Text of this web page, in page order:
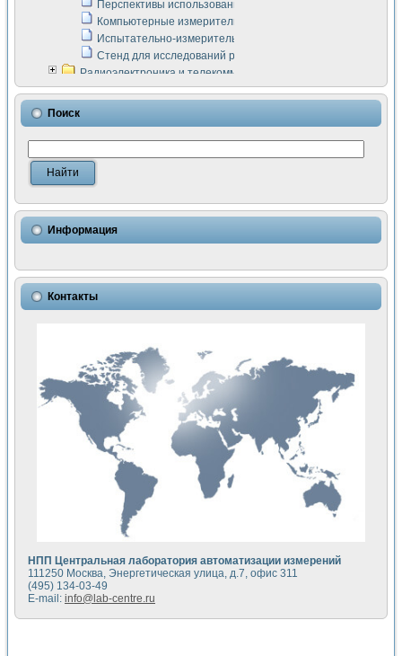
Перспективы использования машинного зрения в
Компьютерные измерительные системы для
Испытательно-измерительный комплекс аппаратуры для
Стенд для исследований рабочих процессов ДВС в
Радиоэлектроника и телекоммуникации
LabVIEW в расчетах радиолиний систем передачи данных
Аппаратно-программный комплекс для исследования
Виртуальный лабораторный стенд для исследования
Измерение шумовых параметров операционных
Измерительный преобразователь на основе цифровой
Использование NI LabVIEW для математического
Исследовние возможности создания измерителя ВАХ
Математическое моделирование генератора сигналов -
Применение осциллографического модуля с высоким
Симуляция отклика импульсного радиолокационного
Автоматизация формирования уравнений состояния для
Разработка автоматизированного стенда для измерения
Применение среды LabVIEW для построения картины
Портативная система для определения показателей
Использование LabVIEW для управления источником
Устройство для снятия вольт-амперных характеристик
Передовые научные технологии: нано-, фемто-,
Автоматизированная установка по измерению временных
Автоматизированный лабораторный комплекс на базе
Визуализация моделирования и оптимизации тепловой
Виртуальный прибор для исследования функциональных
Исследование возможности создания экономичного
Исследование кинетики движения макрочастиц в
Метод прогнозирования свойств дисперсных продуктов
Недорогая система управления сверхпроводящим
Применение технологий NI в курсе экспериментальной
Расчет переноса аэрозоля и выпадения осадка в
Поиск
Информация
Контакты
НПП Центральная лаборатория автоматизации измерений
111250 Москва, Энергетическая улица, д.7, офис 311
(495) 134-03-49
E-mail: info@lab-centre.ru